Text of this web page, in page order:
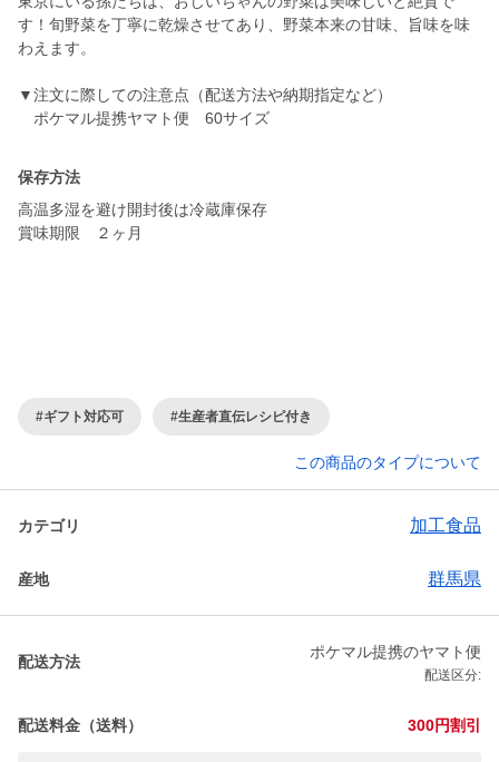
す！旬野菜を丁寧に乾燥させてあり、野菜本来の甘味、旨味を味
わえます。
▼注文に際しての注意点（配送方法や納期指定など）
ポケマル提携ヤマト便 60サイズ
保存方法
高温多湿を避け開封後は冷蔵庫保存
賞味期限 ２ヶ月
#ギフト対応可 #生産者直伝レシピ付き
この商品のタイプについて
カテゴリ 加工食品
産地 群馬県
配送方法
ポケマル提携のヤマト便
配送区分:
配送料金（送料） 300円割引